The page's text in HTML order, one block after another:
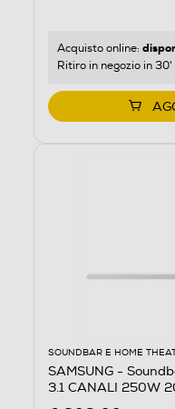
Acquisto online:
Ritiro in negozio in
SOUNDBAR E HOME
SAMSUNG -
3.1 CANALI 250W